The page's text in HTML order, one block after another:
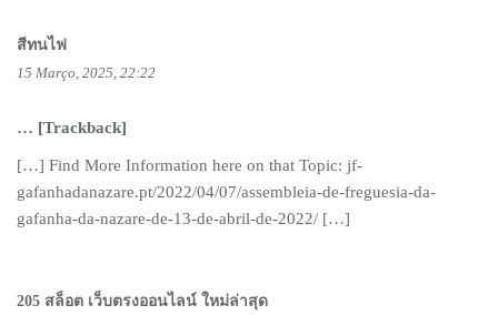
สีทนไฟ
15 Março, 2025, 22:22
… [Trackback]
[…] Find More Information here on that Topic: jf-
gafanhadanazare.pt/2022/04/07/assembleia-de-freguesia-da-
gafanha-da-nazare-de-13-de-abril-de-2022/ […]
205 สล็อต เว็บตรงออนไลน์ ใหม่ล่าสุด